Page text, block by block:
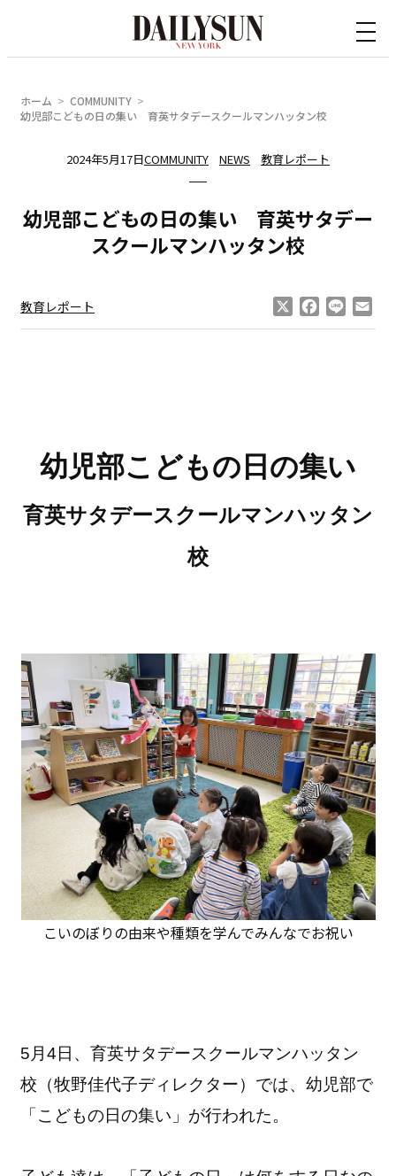
ホーム
COMMUNITY
幼児部こどもの日の集い 育英サタデースクールマンハッタン校
2024年5月17日COMMUNITY NEWS 教育レポート
幼児部こどもの日の集い 育英サタデー
スクールマンハッタン校
教育レポート Facebook
Line
幼児部こどもの日の集い
育英サタデースクールマンハッタン
校
こいのぼりの由来や種類を学んでみんなでお祝い
5月4日、育英サタデースクールマンハッタン
校（牧野佳代子ディレクター）では、幼児部で
「こどもの日の集い」 が行われた。